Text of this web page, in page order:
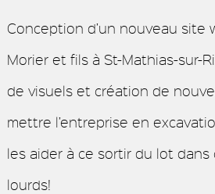
Conception d’un nouveau site
Morier et fils à St-Mathias-sur-
de visuels et création de
mettre l’entreprise en
les aider à ce sortir du lot
lourds!